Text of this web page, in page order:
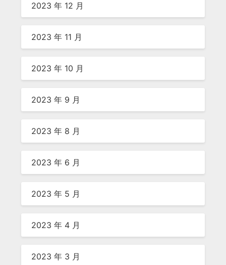
2023 年 12 月
2023 年 11 月
2023 年 10 月
2023 年 9 月
2023 年 8 月
2023 年 6 月
2023 年 5 月
2023 年 4 月
2023 年 3 月